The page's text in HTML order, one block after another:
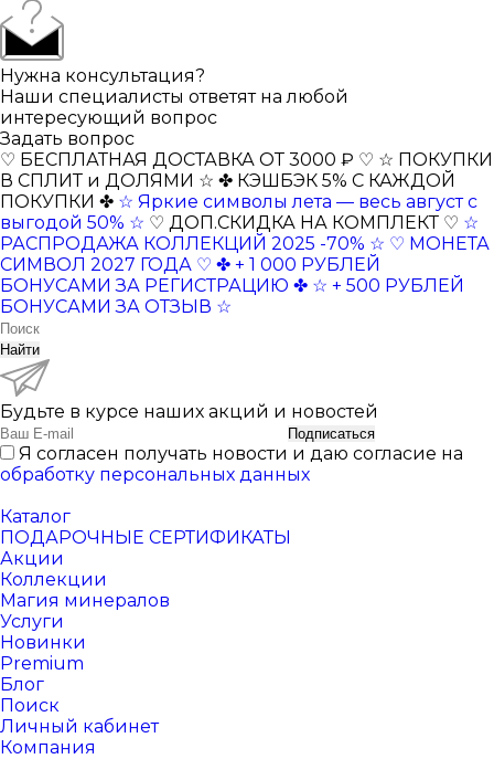
Нужна консультация?
Наши специалисты ответят на любой
интересующий вопрос
Задать вопрос
♡ БЕСПЛАТНАЯ ДОСТАВКА ОТ 3000 ₽ ♡ ☆ ПОКУПКИ
В СПЛИТ и ДОЛЯМИ ☆ ✤ КЭШБЭК 5% С КАЖДОЙ
ПОКУПКИ ✤ ☆ Яркие символы лета — весь август с
выгодой 50% ☆ ♡ ДОП.СКИДКА НА КОМПЛЕКТ ♡ ☆
РАСПРОДАЖА КОЛЛЕКЦИЙ 2025 -70% ☆ ♡ МОНЕТА
СИМВОЛ 2027 ГОДА ♡ ✤ + 1 000 РУБЛЕЙ
БОНУСАМИ ЗА РЕГИСТРАЦИЮ ✤ ☆ + 500 РУБЛЕЙ
БОНУСАМИ ЗА ОТЗЫВ ☆
Найти
Будьте в курсе наших акций и новостей
Подписаться
Я согласен получать новости и даю согласие на
обработку персональных данных
Каталог
ПОДАРОЧНЫЕ СЕРТИФИКАТЫ
Акции
Коллекции
Магия минералов
Услуги
Новинки
Premium
Блог
Поиск
Личный кабинет
Компания